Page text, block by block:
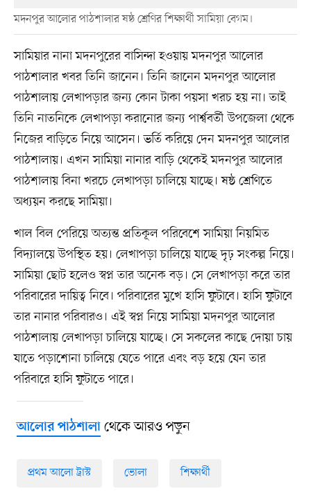
মদনপুর আলোর পাঠশালার ষষ্ঠ শ্রেণির শিক্ষার্থী সামিয়া বেগম।
সামিয়ার নানা মদনপুরের বাসিন্দা হওয়ায় মদনপুর আলোর
পাঠশালার খবর তিনি জানেন। তিনি জানেন মদনপুর আলোর
পাঠশালায় লেখাপড়ার জন্য কোন টাকা পয়সা খরচ হয় না। তাই
তিনি নাতনিকে লেখাপড়া করানোর জন্য পার্শ্ববর্তী উপজেলা থেকে
নিজের বাড়িতে নিয়ে আসেন। ভর্তি করিয়ে দেন মদনপুর আলোর
পাঠশালায়। এখন সামিয়া নানার বাড়ি থেকেই মদনপুর আলোর
পাঠশালায় বিনা খরচে লেখাপড়া চালিয়ে যাচ্ছে। ষষ্ঠ শ্রেণিতে
অধ্যয়ন করছে সামিয়া।
খাল বিল পেরিয়ে অত্যন্ত প্রতিকূল পরিবেশে সামিয়া নিয়মিত
বিদ্যালয়ে উপস্থিত হয়। লেখাপড়া চালিয়ে যাচ্ছে দৃঢ় সংকল্প নিয়ে।
সামিয়া ছোট হলেও স্বপ্ন তার অনেক বড়। সে লেখাপড়া করে তার
পরিবারের দায়িত্ব নিবে। পরিবারের মুখে হাসি ফুটাবে। হাসি ফুটাবে
তার নানার পরিবারও। এই স্বপ্ন নিয়ে সামিয়া মদনপুর আলোর
পাঠশালায় লেখাপড়া চালিয়ে যাচ্ছে। সে সকলের কাছে দোয়া চায়
যাতে পড়াশোনা চালিয়ে যেতে পারে এবং বড় হয়ে যেন তার
পরিবারে হাসি ফুটাতে পারে।
আলোর পাঠশালাথেকে আরও পড়ুন
প্রথম আলো ট্রাস্ট ভোলা শিক্ষার্থী